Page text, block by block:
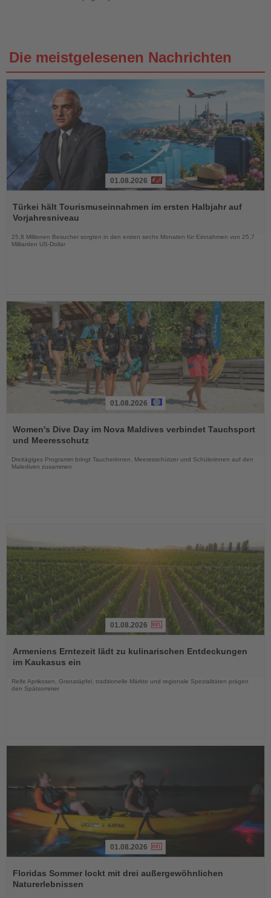
Die meistgelesenen Nachrichten
Sie
die
Nachrichten
01.08.2026
Türkei hält Tourismuseinnahmen im ersten Halbjahr auf
Vorjahresniveau
25,8 Millionen Besucher sorgten in den ersten sechs Monaten für Einnahmen von 25,7
Milliarden US-Dollar
Sie
die
01.08.2026
Women's Dive Day im Nova Maldives verbindet Tauchsport
und Meeresschutz
Dreitägiges Programm bringt Taucherinnen, Meeresschützer und Schülerinnen auf den
Malediven zusammen
Sie
die
01.08.2026
Armeniens Erntezeit lädt zu kulinarischen Entdeckungen
im Kaukasus ein
Reife Aprikosen, Granatäpfel, traditionelle Märkte und regionale Spezialitäten prägen
den Spätsommer
Sie
die
01.08.2026
Floridas Sommer lockt mit drei außergewöhnlichen
Naturerlebnissen